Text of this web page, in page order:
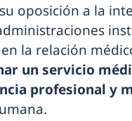
oposición a la
la relación
un servicio
profesional y